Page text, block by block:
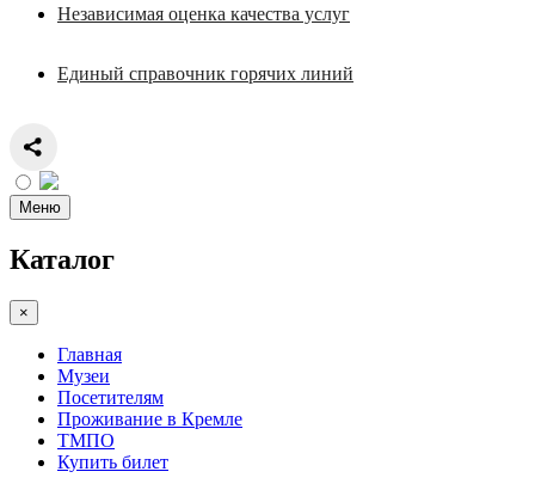
Независимая оценка качества услуг
Единый справочник горячих линий
Меню
Каталог
×
Главная
Музеи
Посетителям
Проживание в Кремле
ТМПО
Купить билет